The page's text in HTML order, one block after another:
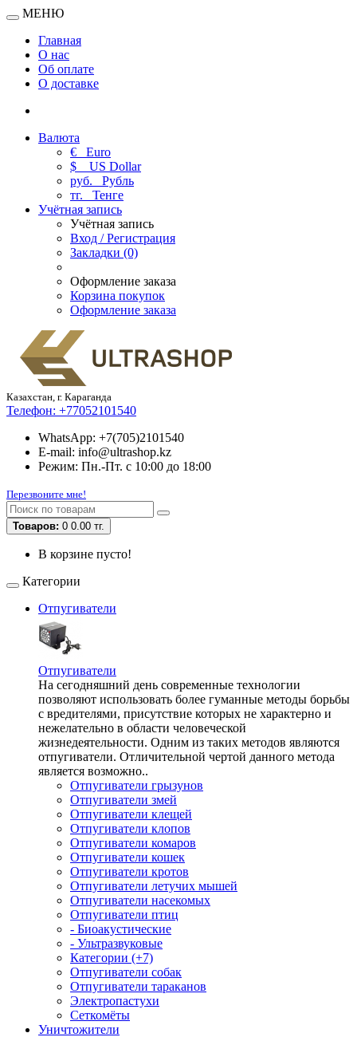
МЕНЮ
Главная
О нас
Об оплате
О доставке
Валюта
€ Euro
$
US Dollar
руб. Рубль
тг. Тенге
Учётная запись
Учётная запись
Вход / Регистрация
Закладки (0)
Оформление заказа
Корзина покупок
Оформление заказа
Казахстан, г. Караганда
Телефон: +77052101540
WhatsApp: +7(705)2101540
E-mail: info@ultrashop.kz
Режим: Пн.-Пт. с 10:00 до 18:00
Перезвоните мне!
Товаров: 0 0.00 тг.
В корзине пусто!
Категории
Отпугиватели
Отпугиватели
На сегодняшний день современные технологии
позволяют использовать более гуманные методы борьбы
с вредителями, присутствие которых не характерно и
нежелательно в области человеческой
жизнедеятельности. Одним из таких методов являются
отпугиватели. Отличительной чертой данного метода
является возможно..
Отпугиватели грызунов
Отпугиватели змей
Отпугиватели клещей
Отпугиватели клопов
Отпугиватели комаров
Отпугиватели кошек
Отпугиватели кротов
Отпугиватели летучих мышей
Отпугиватели насекомых
Отпугиватели птиц
- Биоакустические
- Ультразвуковые
Категории (+7)
Отпугиватели собак
Отпугиватели тараканов
Электропастухи
Сеткомёты
Уничтожители